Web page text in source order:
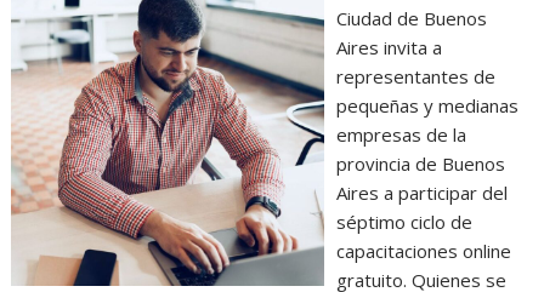
Ciudad de Buenos
Aires invita a
representantes de
pequeñas y medianas
empresas de la
provincia de Buenos
Aires a participar del
séptimo ciclo de
capacitaciones online
gratuito. Quienes se